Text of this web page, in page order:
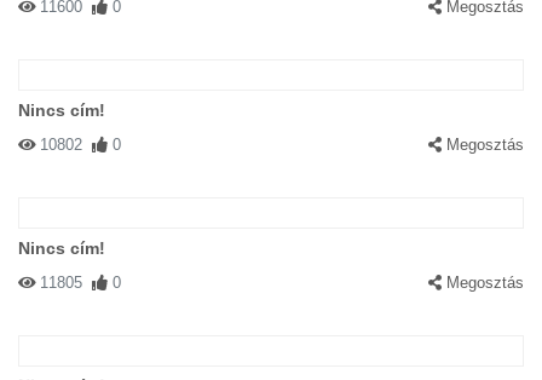
11600 0 Megosztás
Nincs cím!
10802 0 Megosztás
Nincs cím!
11805 0 Megosztás